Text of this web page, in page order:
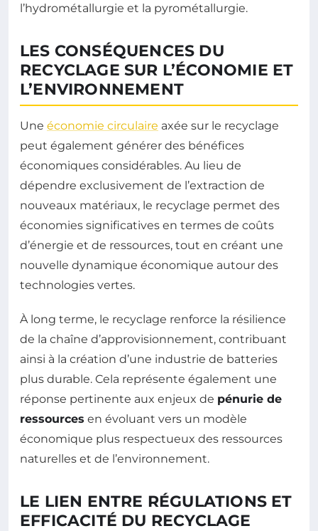
l’hydrométallurgie et la pyrométallurgie.
LES CONSÉQUENCES DU
RECYCLAGE SUR L’ÉCONOMIE ET
L’ENVIRONNEMENT
Une économie circulaire axée sur le recyclage
peut également générer des bénéfices
économiques considérables. Au lieu de
dépendre exclusivement de l’extraction de
nouveaux matériaux, le recyclage permet des
économies significatives en termes de coûts
d’énergie et de ressources, tout en créant une
nouvelle dynamique économique autour des
technologies vertes.
À long terme, le recyclage renforce la résilience
de la chaîne d’approvisionnement, contribuant
ainsi à la création d’une industrie de batteries
plus durable. Cela représente également une
réponse pertinente aux enjeux de pénurie de
ressources en évoluant vers un modèle
économique plus respectueux des ressources
naturelles et de l’environnement.
LE LIEN ENTRE RÉGULATIONS ET
EFFICACITÉ DU RECYCLAGE